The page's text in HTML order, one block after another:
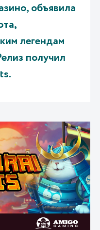
объявила
легендам
получил